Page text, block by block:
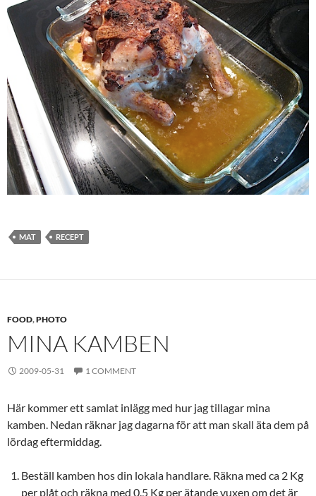
MAT RECEPT
FOOD,PHOTO
MINA KAMBEN
2009-05-31 1 COMMENT
Här kommer ett samlat inlägg med hur jag tillagar mina
kamben. Nedan räknar jag dagarna för att man skall äta dem på
lördag eftermiddag.
Beställ kamben hos din lokala handlare. Räkna med ca 2 Kg
per plåt och räkna med 0.5 Kg per ätande vuxen om det är